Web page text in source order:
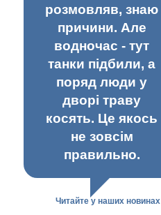
розмовляв, знаю
причини. Але
водночас - тут
танки підбили, а
поряд люди у
дворі траву
косять. Це якось
не зовсім
правильно.
Читайте у наших новинах